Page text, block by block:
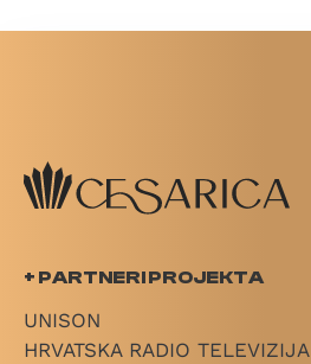
+ PARTNERI PROJEKTA
UNISON
HRVATSKA RADIO TELEVIZIJA